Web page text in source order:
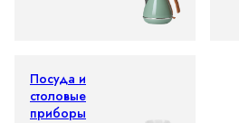
Посуда и
столовые
приборы